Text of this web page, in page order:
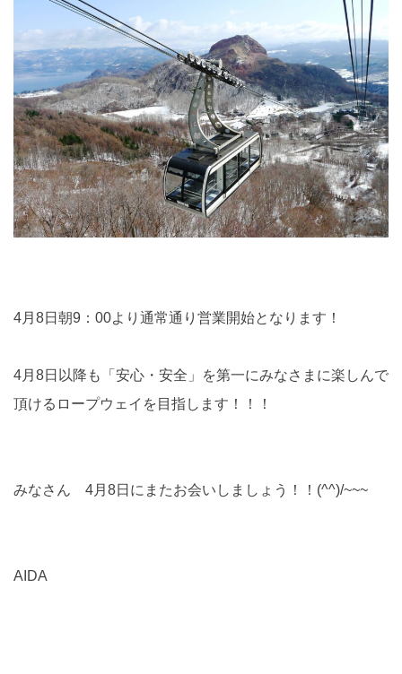
4月8日朝9：00より通常通り営業開始となります！
4月8日以降も「安心・安全」を第一にみなさまに楽しんで
頂けるロープウェイを目指します！！！
みなさん 4月8日にまたお会いしましょう！！(^^)/~~~
AIDA